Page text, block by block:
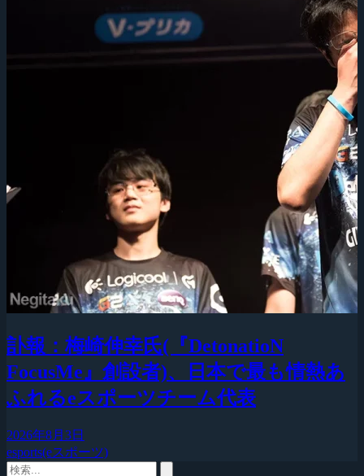
訃報：梅崎伸幸氏(『DetonatioN
FocusMe』創設者)、日本で最も情熱あ
ふれるeスポーツチーム代表
2026年8月3日
esports(eスポーツ)